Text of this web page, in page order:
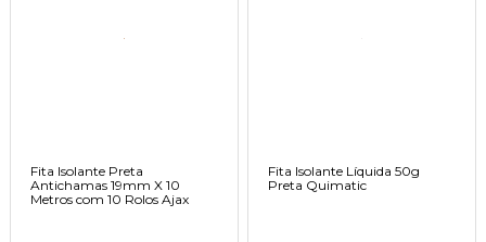
Fita Isolante Preta
Antichamas 19mm X 10
Metros com 10 Rolos Ajax
Fita Isolante Líquida 50g
Preta Quimatic